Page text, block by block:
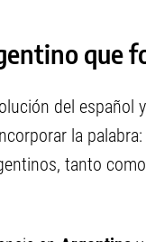
que
del
la palabra:
tanto